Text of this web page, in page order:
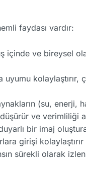
faydası vardır:
içinde ve bireysel
uyumu
(su, enerji,
ve verimliliği
bir imaj
girişi kolaylaştırır
sürekli olarak